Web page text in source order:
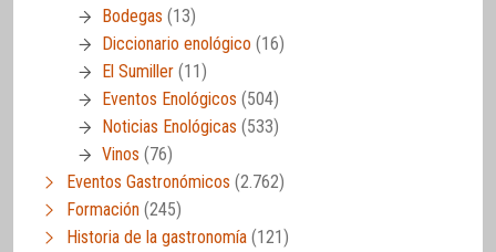
Bodegas (13)
Diccionario enológico (16)
El Sumiller (11)
Eventos Enológicos (504)
Noticias Enológicas (533)
Vinos (76)
Eventos Gastronómicos (2.762)
Formación (245)
Historia de la gastronomía (121)